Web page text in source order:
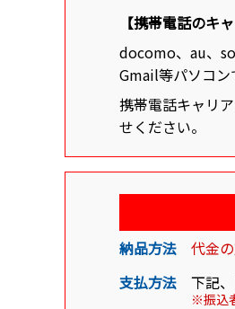
【携帯電話のキ
docomo、au、
Gmail等パソコン
携帯電話キャリ
せください。
納品方法
代金
支払方法
下記
※振込